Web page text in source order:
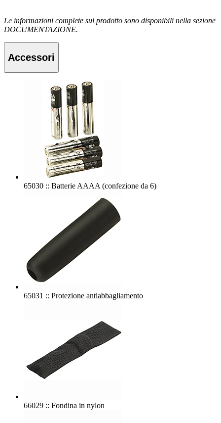
Le informazioni complete sul prodotto sono disponibili nella sezione
DOCUMENTAZIONE.
Accessori
65030 :: Batterie AAAA (confezione da 6)
65031 :: Protezione antiabbagliamento
66029 :: Fondina in nylon